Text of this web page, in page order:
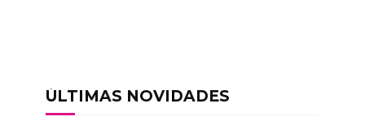
ÚLTIMAS NOVIDADES